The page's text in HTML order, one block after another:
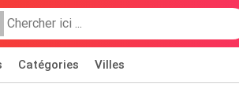
Catégories Villes